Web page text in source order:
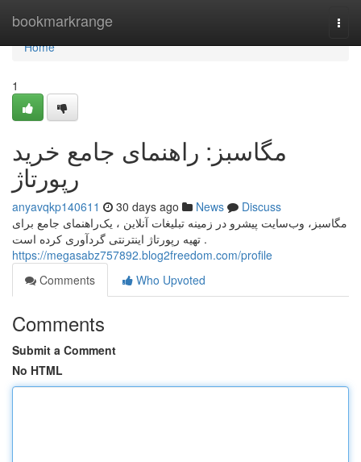
bookmarkrange
Home
Home
1
مگاسبز: راهنمای جامع خرید
رپورتاژ
anyavqkp140611 30 days ago News
Discuss
مگاسبز، وب‌سایت پیشرو در زمینه تبلیغات آنلاین ، یک‌راهنمای جامع برای
تهیه رپورتاژ اینترنتی گردآوری کرده است .
https://megasabz757892.blog2freedom.com/profile
Comments
Who Upvoted
Comments
Submit a Comment
No HTML